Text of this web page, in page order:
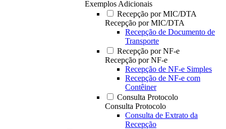
Exemplos Adicionais
Recepção por MIC/DTA
Recepção por MIC/DTA
Recepção de Documento de
Transporte
Recepção por NF-e
Recepção por NF-e
Recepção de NF-e Simples
Recepção de NF-e com
Contêiner
Consulta Protocolo
Consulta Protocolo
Consulta de Extrato da
Recepção